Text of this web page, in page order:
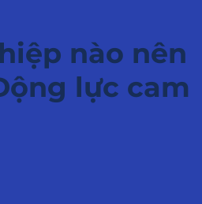
nào nên
lực cam